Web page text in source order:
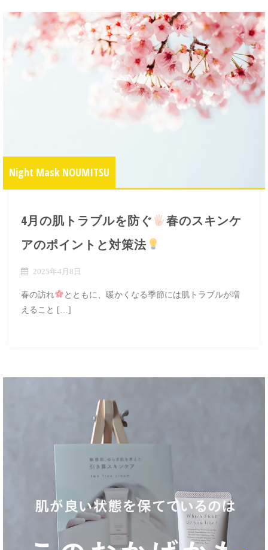
Night Mask NOUMITSU
4月の肌トラブルを防ぐ
春のスキンケ
アのポイントと対策法
2025年4月8日
春の訪れ
とともに、暖かくなる季節には肌トラブルが増
えること […]